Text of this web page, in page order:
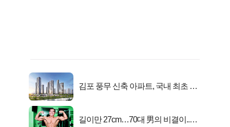
김포 풍무 신축 아파트, 국내 최초 반
길이만 27cm…70대 男의 비결이..충